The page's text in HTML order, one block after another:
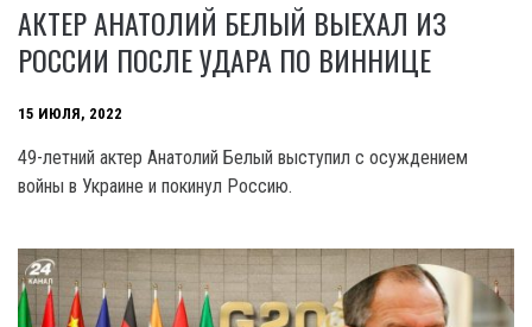
АКТЕР АНАТОЛИЙ БЕЛЫЙ ВЫЕХАЛ ИЗ
РОССИИ ПОСЛЕ УДАРА ПО ВИННИЦЕ
15 ИЮЛЯ, 2022
49-летний актер Анатолий Белый выступил с осуждением
войны в Украине и покинул Россию.